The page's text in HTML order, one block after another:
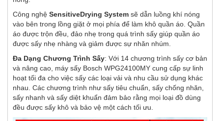
Công nghệ SensitiveDrying System sẽ dẫn luồng khí nóng
vào bên trong lồng giặt ở mọi phía để làm khô quần áo. Quần
áo được trộn đều, đảo nhẹ trong quá trình sấy giúp quần áo
được sấy nhẹ nhàng và giảm được sự nhăn nhúm.
Đa Dạng Chương Trình Sấy: Với 14 chương trình sấy cơ bản
và nâng cao, máy sấy Bosch WPG24100MY cung cấp sự linh
hoạt tối đa cho việc sấy các loại vải và nhu cầu sử dụng khác
nhau. Các chương trình như sấy tiêu chuẩn, sấy chống nhăn,
sấy nhanh và sấy diệt khuẩn đảm bảo rằng mọi loại đồ dùng
đều được sấy khô và bảo vệ một cách tối ưu.